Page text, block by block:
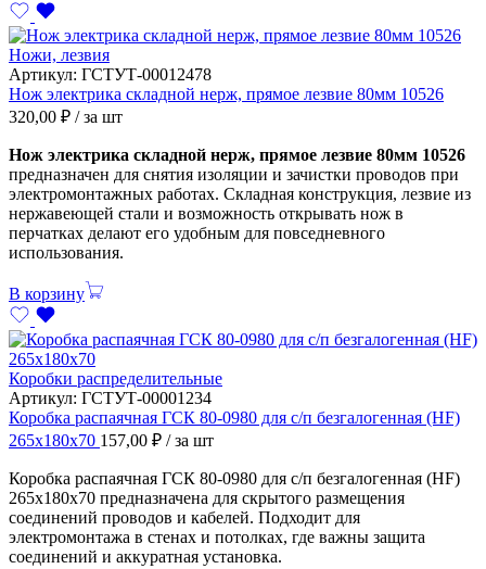
Ножи, лезвия
Артикул: ГСТУТ-00012478
Нож электрика складной нерж, прямое лезвие 80мм 10526
320,00 ₽ / за шт
Нож электрика складной нерж, прямое лезвие 80мм 10526
предназначен для снятия изоляции и зачистки проводов при
электромонтажных работах. Складная конструкция, лезвие из
нержавеющей стали и возможность открывать нож в
перчатках делают его удобным для повседневного
использования.
В корзину
Коробки распределительные
Артикул: ГСТУТ-00001234
Коробка распаячная ГСК 80-0980 для с/п безгалогенная (HF)
265х180х70 157,00 ₽ / за шт
Коробка распаячная ГСК 80-0980 для с/п безгалогенная (HF)
265х180х70 предназначена для скрытого размещения
соединений проводов и кабелей. Подходит для
электромонтажа в стенах и потолках, где важны защита
соединений и аккуратная установка.